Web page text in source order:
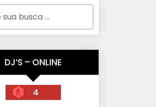
DJ’S – ONLINE
4